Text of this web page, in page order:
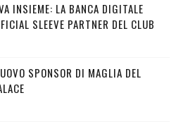
INSIEME: LA BANCA DIGITALE
SLEEVE PARTNER DEL CLUB
SPONSOR DI MAGLIA DEL